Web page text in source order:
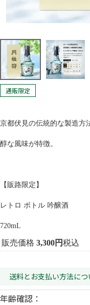
通販限定
京都伏見の伝統的な製造方
醇な風味が特徴。
【販路限定】
レトロ ボトル 吟醸酒
720mL
販売価格 3,300 税込
送料とお支払い方法につ
年齢確認：